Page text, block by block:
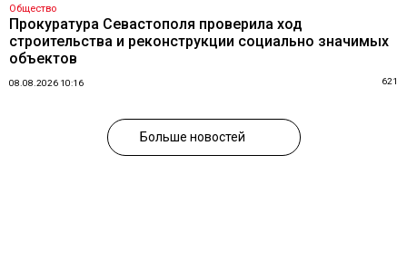
Общество
Прокуратура Севастополя проверила ход
строительства и реконструкции социально значимых
объектов
08.08.2026 10:16 621
Больше новостей